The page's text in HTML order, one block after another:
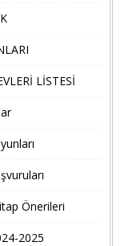
LİSTESİ
Önerileri
2025